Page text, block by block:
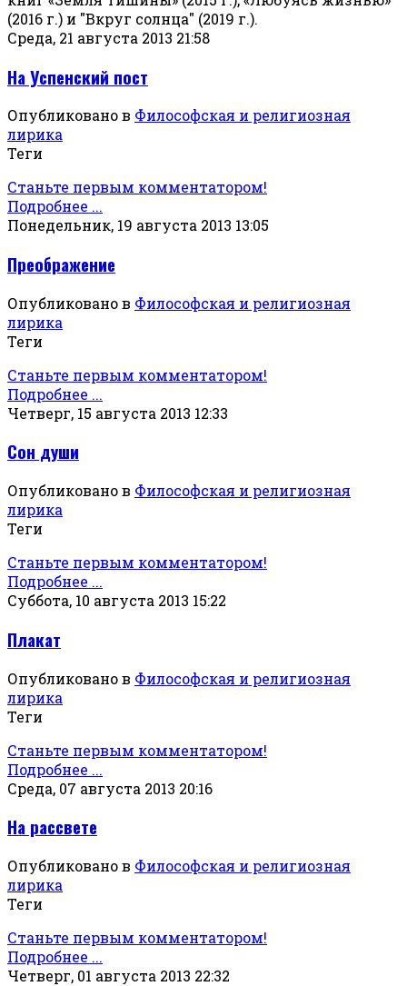
(2016 г.) и "Вкруг солнца" (2019 г.).
Среда, 21 августа 2013 21:58
На Успенский пост
Опубликовано в Философская и религиозная
лирика
Теги
Станьте первым комментатором!
Подробнее ...
Понедельник, 19 августа 2013 13:05
Преображение
Опубликовано в Философская и религиозная
лирика
Теги
Станьте первым комментатором!
Подробнее ...
Четверг, 15 августа 2013 12:33
Сон души
Опубликовано в Философская и религиозная
лирика
Теги
Станьте первым комментатором!
Подробнее ...
Суббота, 10 августа 2013 15:22
Плакат
Опубликовано в Философская и религиозная
лирика
Теги
Станьте первым комментатором!
Подробнее ...
Среда, 07 августа 2013 20:16
На рассвете
Опубликовано в Философская и религиозная
лирика
Теги
Станьте первым комментатором!
Подробнее ...
Четверг, 01 августа 2013 22:32